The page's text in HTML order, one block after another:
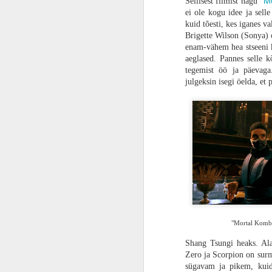
ei ole kogu idee ja
kuid tõesti, kes iganes
Brigette Wilson
enam-vähem hea
aeglased. Pannes
tegemist öö ja
julgeksin isegi öelda, et
"Mortal
Shang Tsungi heaks.
Zero ja Scorpion on
sügavam ja pikem,
lühiloo ja lootis, et Boyle siis teeb
mehed on tegijateks, siis minu ootas